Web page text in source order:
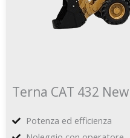
Terna CAT 432
Potenza ed efficienza